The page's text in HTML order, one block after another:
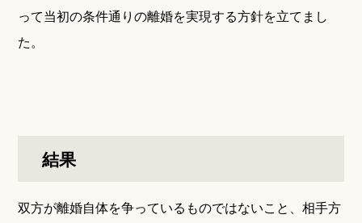
って当初の条件通りの離婚を実現する方針を立てまし
た。
結果
双方が離婚自体を争っているものではないこと、相手方